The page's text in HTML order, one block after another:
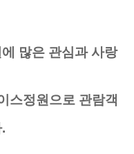
많은 관심과 사랑
스정원으로 관람객